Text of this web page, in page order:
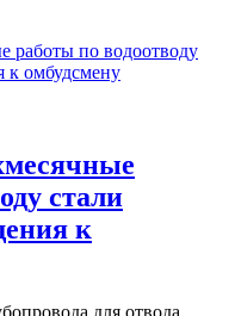
стали
к